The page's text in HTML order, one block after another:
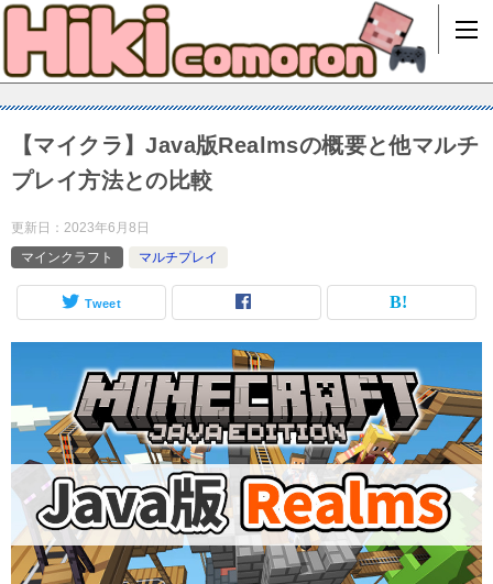
【マイクラ】Java版Realmsの概要と他マルチ
プレイ方法との比較
更新日： 2023年6月8日
マインクラフト
マルチプレイ
Tweet